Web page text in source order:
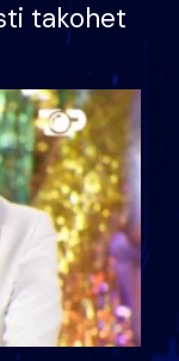
takohet
letër